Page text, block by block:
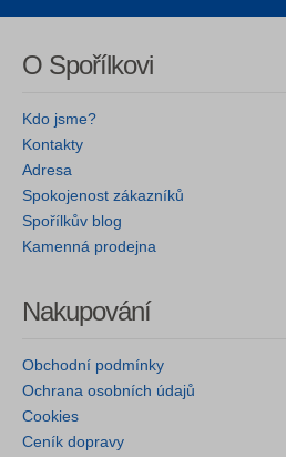
O Spořílkovi
Kdo jsme?
Kontakty
Adresa
Spokojenost zákazníků
Spořílkův blog
Kamenná prodejna
Nakupování
Obchodní podmínky
Ochrana osobních údajů
Cookies
Ceník dopravy